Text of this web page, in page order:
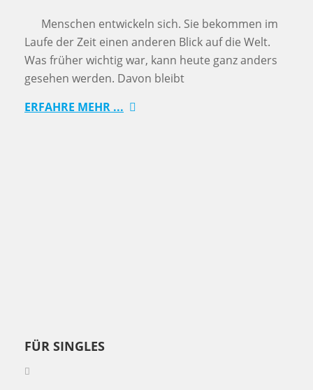
Menschen entwickeln sich. Sie bekommen im
Laufe der Zeit einen anderen Blick auf die Welt.
Was früher wichtig war, kann heute ganz anders
gesehen werden. Davon bleibt
ERFAHRE MEHR ...
FÜR SINGLES